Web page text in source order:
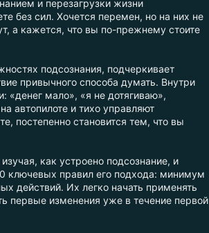
и перезагрузки жизни
без сил. Хочется перемен, но на них не
а кажется, что вы по-прежнему стоите
подсознания, подчеркивает
привычного способа думать. Внутри
«денег мало», «я не дотягиваю»,
автопилоте и тихо управляют
постепенно становится тем, что вы
как устроено подсознание, и
ключевых правил его подхода: минимум
действий. Их легко начать применять
первые изменения уже в течение первой